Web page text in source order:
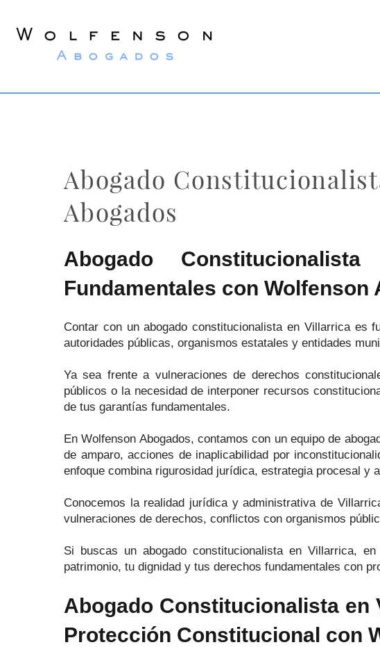
Abogado
Abogados
Abogado
Fundamentales con Wolfenson
Contar con un abogado constitucionalista en Villarrica es
autoridades públicas, organismos estatales y entidades
Ya sea frente a vulneraciones de derechos
públicos o la necesidad de interponer recursos
de tus garantías fundamentales.
En Wolfenson Abogados, contamos con un equipo de
de amparo, acciones de inaplicabilidad por
enfoque combina rigurosidad jurídica, estrategia procesal y
Conocemos la realidad jurídica y administrativa de
vulneraciones de derechos, conflictos con organismos
Si buscas un abogado constitucionalista en Villarrica,
patrimonio, tu dignidad y tus derechos fundamentales con
Abogado Constitucionalista en
Protección Constitucional con
Wolfenson